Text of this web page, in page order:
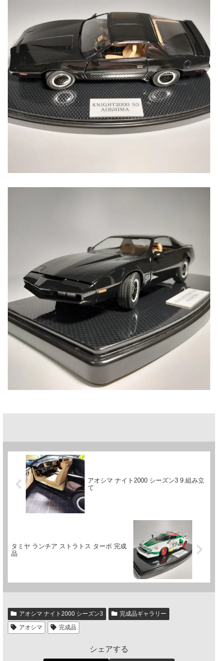
アオシマ ナイト2000 シーズン3 9.組み立
て
タミヤ ランチア ストラトス ターボ 完成
品
アオシマ ナイト2000 シーズン3
完成品ギャラリー
アオシマ
完成品
シェアする